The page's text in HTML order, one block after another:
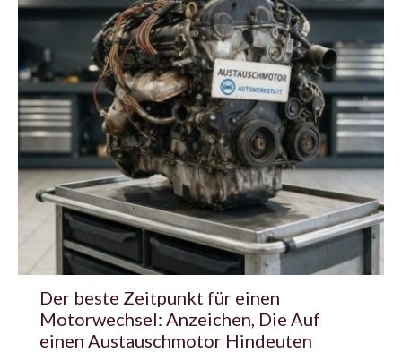
Der beste Zeitpunkt für einen
Motorwechsel: Anzeichen, Die Auf
einen Austauschmotor Hindeuten